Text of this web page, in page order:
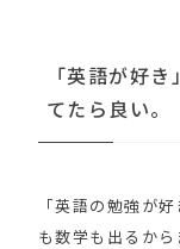
「英語が好
てたら良い。
「英語の勉強が
も数学も出るか